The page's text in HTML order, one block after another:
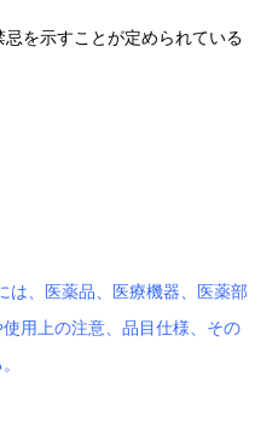
を示すことが定められている
、医薬品、医療機器、医薬部
用上の注意、品目仕様、その